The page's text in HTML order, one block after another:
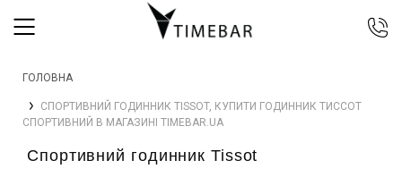
067 344 14 44 (viber)
099 399 23 80
Безкоштовно по Україні
ГОЛОВНА
СПОРТИВНИЙ ГОДИННИК TISSOT, КУПИТИ ГОДИННИК ТИССОТ
СПОРТИВНИЙ В МАГАЗИНІ TIMEBAR.UA
Спортивний годинник Tissot